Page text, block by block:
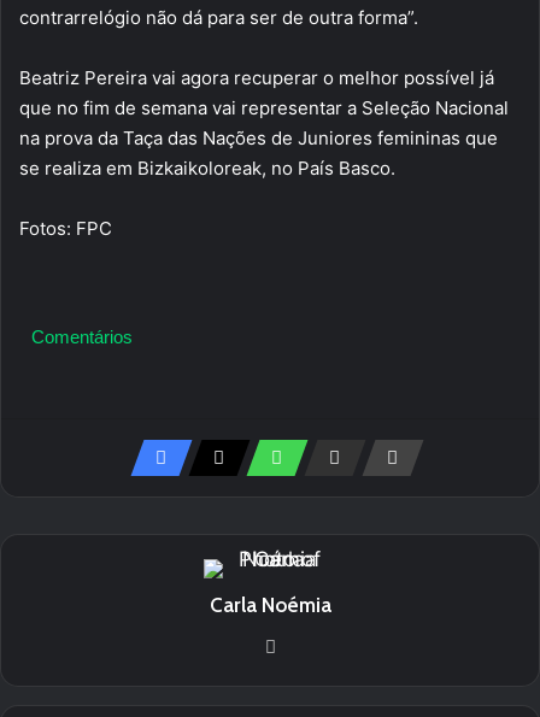
contrarrelógio não dá para ser de outra forma”.
Beatriz Pereira vai agora recuperar o melhor possível já
que no fim de semana vai representar a Seleção Nacional
na prova da Taça das Nações de Juniores femininas que
se realiza em Bizkaikoloreak, no País Basco.
Fotos: FPC
Comentários
Carla Noémia